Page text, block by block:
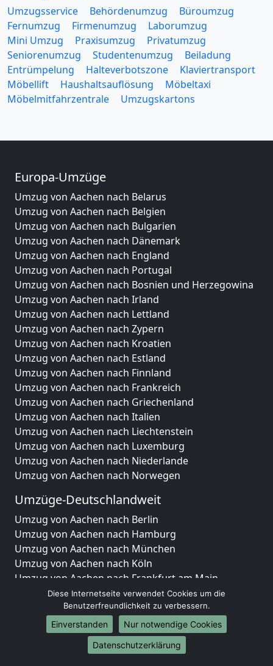
Umzugsservice Behördenumzug
Büroumzug
Fernumzug
Firmenumzug
Laborumzug
Mini Umzug
Praxisumzug
Privatumzug
Seniorenumzug
Studentenumzug
Beiladung
Entrümpelung
Halteverbotszone
Klaviertransport
Möbellift
Haushaltsauflösung
Möbeltaxi
Möbelmitfahrzentrale
Umzugskartons
Europa-Umzüge
Umzug von Aachen nach Belarus
Umzug von Aachen nach Belgien
Umzug von Aachen nach Bulgarien
Umzug von Aachen nach Dänemark
Umzug von Aachen nach England
Umzug von Aachen nach Portugal
Umzug von Aachen nach Bosnien und Herzegowina
Umzug von Aachen nach Irland
Umzug von Aachen nach Lettland
Umzug von Aachen nach Zypern
Umzug von Aachen nach Kroatien
Umzug von Aachen nach Estland
Umzug von Aachen nach Finnland
Umzug von Aachen nach Frankreich
Umzug von Aachen nach Griechenland
Umzug von Aachen nach Italien
Umzug von Aachen nach Liechtenstein
Umzug von Aachen nach Luxemburg
Umzug von Aachen nach Niederlande
Umzug von Aachen nach Norwegen
Umzüge-Deutschlandweit
Umzug von Aachen nach Berlin
Umzug von Aachen nach Hamburg
Umzug von Aachen nach München
Umzug von Aachen nach Köln
Umzug von Aachen nach Frankfurt am Main
Umzug von Aachen nach Stuttgart
Umzug von Aachen nach Düsseldorf
Umzug von Aachen nach Leipzig
Umzug von Aachen nach Dortmund
Umzug von Aachen nach Essen
Diese Internetseite verwendet Cookies um die
Benutzerfreundlichkeit zu verbessern.
Einverstanden
Nur notwendige Cookies
Datenschutzerklärung